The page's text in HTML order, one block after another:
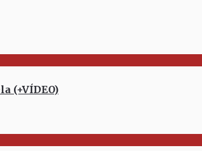
(+VÍDEO)